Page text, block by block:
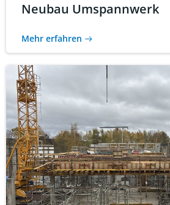
Neubau Umspannwerk
Mehr erfahren